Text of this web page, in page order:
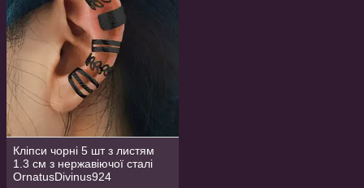
Кліпси чорні 5 шт з листям
1.3 см з нержавіючої сталі
OrnatusDivinus924